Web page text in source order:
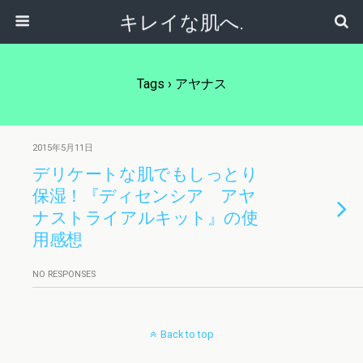
キレイな肌へ.
Tags › アヤナス
2015年5月11日
デリケートな肌でもしっとり
保湿！『ディセンシア アヤ
ナストライアルキット』の使
用感想
NO RESPONSES
Back to top